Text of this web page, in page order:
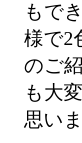
もで
様で2
のご
も大
思いま